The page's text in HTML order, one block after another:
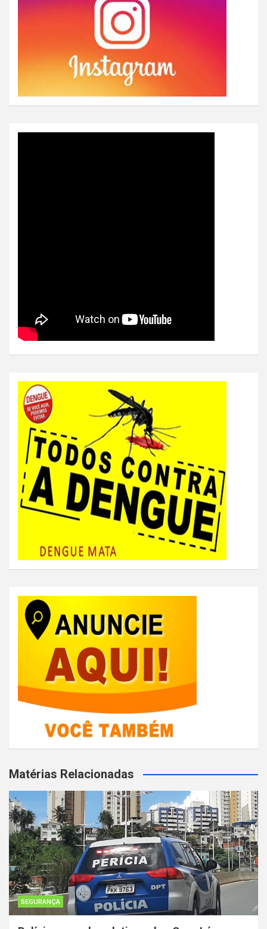
Matérias Relacionadas
SEGURANÇA